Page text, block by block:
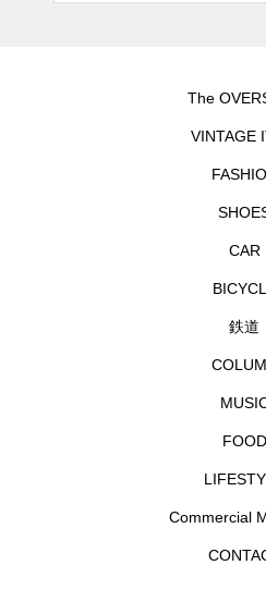
The
VINTAGE
CAR
鉄道
FOOD
Commercial